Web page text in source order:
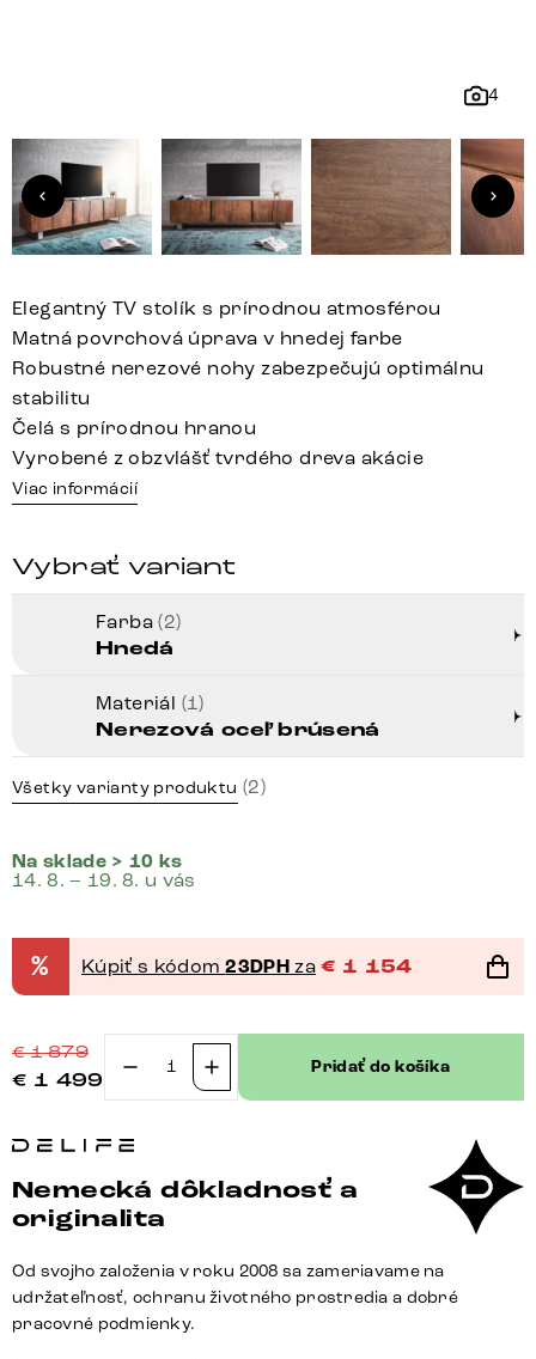
4
Elegantný TV stolík s prírodnou atmosférou
Matná povrchová úprava v hnedej farbe
Robustné nerezové nohy zabezpečujú optimálnu
stabilitu
Čelá s prírodnou hranou
Vyrobené z obzvlášť tvrdého dreva akácie
Viac informácií
Vybrať variant
Farba(2)
Hnedá
Materiál (1)
Nerezová oceľ brúsená
Všetky varianty produktu (2)
Na sklade > 10 ks
14. 8. – 19. 8. u vás
% Kúpiť s kódom23DPH za € 1 154
€1 879
€ 1 499
množstvo
stolík
Edge
220
cm
akácia
hnedá
Pridať do košíka
Nemecká dôkladnosť a
originalita
Od svojho založenia v roku 2008 sa zameriavame na
udržateľnosť, ochranu životného prostredia a dobré
pracovné podmienky.